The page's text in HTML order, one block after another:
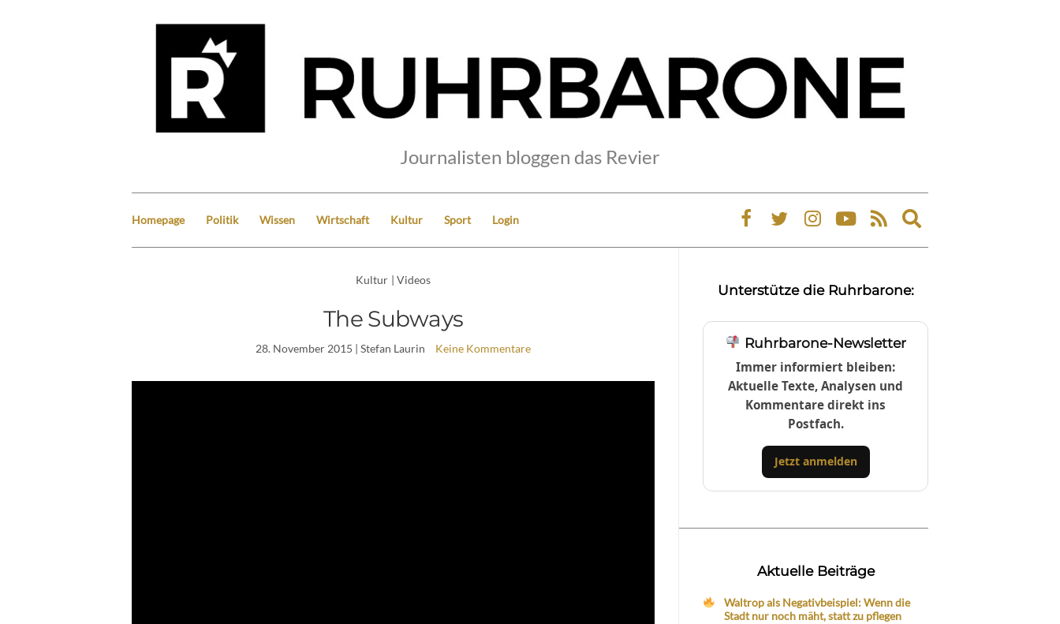
Journalisten bloggen das Revier
Homepage Politik Wissen Wirtschaft Kultur Sport Login
Expand
search
Kultur | Videos
The Subways
28. November 2015 | Stefan Laurin Keine Kommentare
Unterstütze die Ruhrbarone:
Ruhrbarone-Newsletter
Immer informiert bleiben:
Aktuelle Texte, Analysen und
Kommentare direkt ins
Postfach.
Jetzt anmelden
Aktuelle Beiträge
Waltrop als Negativbeispiel: Wenn die
Stadt nur noch mäht, statt zu pflegen